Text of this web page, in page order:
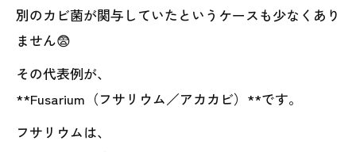
別のカビ菌が関与していたというケースも少なくあり
ません😨
その代表例が、
**Fusarium（フサリウム／アカカビ）**です。
フサリウムは、